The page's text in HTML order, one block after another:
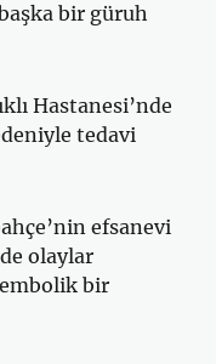
bir güruh
Hastanesi’nde
tedavi
efsanevi
olaylar
bir